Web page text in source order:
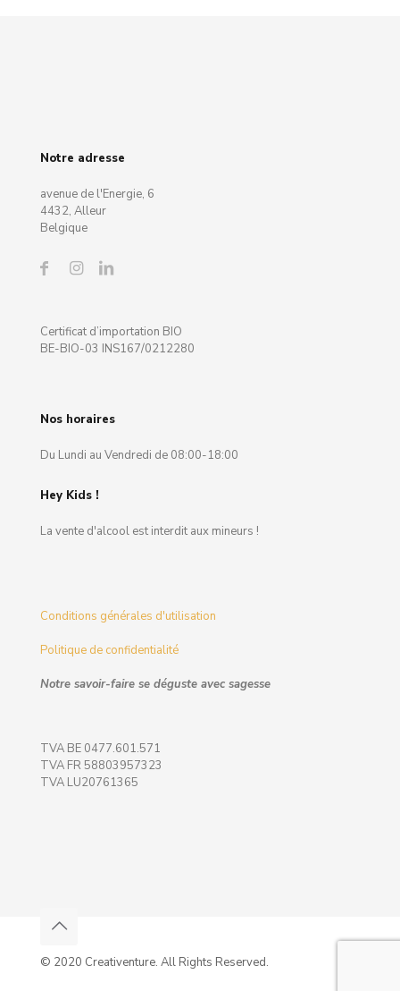
Notre adresse
avenue de l'Energie, 6
4432, Alleur
Belgique
Certificat d’importation BIO
BE-BIO-03 INS167/0212280
Nos horaires
Du Lundi au Vendredi de 08:00-18:00
Hey Kids !
La vente d'alcool est interdit aux mineurs !
Conditions générales d'utilisation
Politique de confidentialité
Notre savoir-faire se déguste avec sagesse
TVA BE 0477.601.571
TVA FR 58803957323
TVA LU20761365
© 2020 Creativenture. All Rights Reserved.